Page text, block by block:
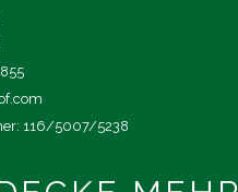
116/5007/5238